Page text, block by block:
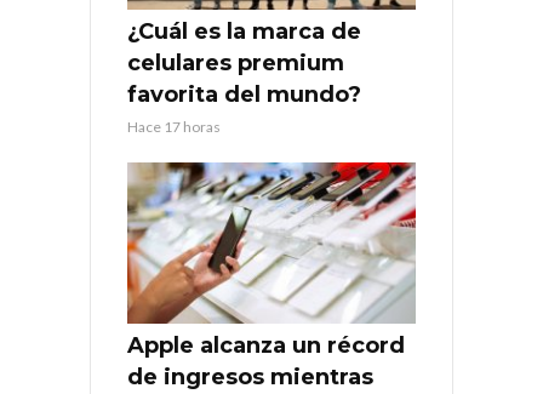
¿Cuál es la marca de
celulares premium
favorita del mundo?
Hace 17 horas
Apple alcanza un récord
de ingresos mientras